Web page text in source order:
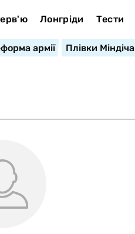
Лонгріди Тести
армії Плівки Міндіча